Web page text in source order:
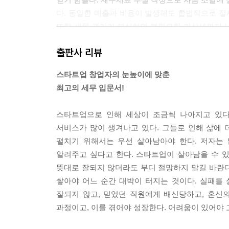
또한 세무 관리가 부실하면 불필요한 가산세까지
지 못하면 세금을 체납하게 되고, 이로 인해 투자
--- p.18
들에게 떠벌리기도 한다. 하지만 세무는 결국 회
무 리스크는 회사가 커지면서 브랜드나 이미지에
자세가 필요하다. 한편, 세무를 잘 관리해주는 전
다. 따라서 세무 리스크를 최소화하기 위해 반드
사를 찾아서 의뢰해야 할까? 결론적으로, 내가 운
해결해주는 세무사를 찾을 필요가 있다. 좀 더 자
--- p.26
출판사 리뷰
스타트업 창업자의 눈높이에 맞춘
최고의 세무 입문서!
스타트업으로 인해 세상이 조금씩 나아지고 있
서비스가 많이 생겨나고 있다. 그들로 인해 삶에
펼치기 위해서는 우선 살아남아야 한다. 저자
알려주고 싶다고 한다. 스타트업이 살아남을 수
뜻대로 잘되지 않더라도 부디 절망하지 말길 바
쌓아야 어느 순간 대박이 터지는 것이다. 실패
잘되지 않고, 믿었던 직원에게 배신당하고, 혼
과정이고, 이를 겪어야 성장한다. 어려움이 있어